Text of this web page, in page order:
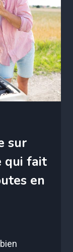
sur
qui fait
en